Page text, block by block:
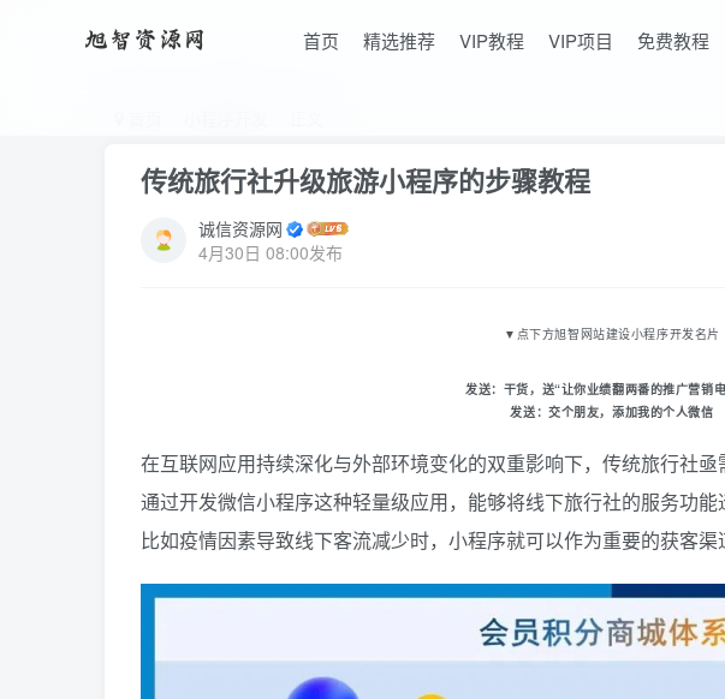
首页 精选推荐 VIP教程 VIP项目 免费教程
传统旅行社升级旅游小程序的步骤教程
诚信资源网
4月30日 08:00发布
▼ 点下方旭智网站建设小程序开发名片
发送： 干货，送“让你业绩翻两番的推广营销
发送：交个朋友，添加我的个人微信
在互联网应用持续深化与外部环境变化的双重影响下，传统旅行社
通过开发微信小程序这种轻量级应用，能够将线下旅行社的服务功能
比如疫情因素导致线下客流减少时，小程序就可以作为重要的获客渠